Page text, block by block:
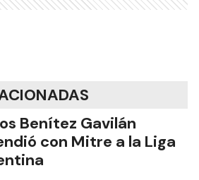
Benítez Gavilán
con Mitre a la Liga